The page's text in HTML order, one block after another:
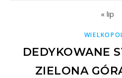
« lip
DEDYKOWANE
ZIELONA